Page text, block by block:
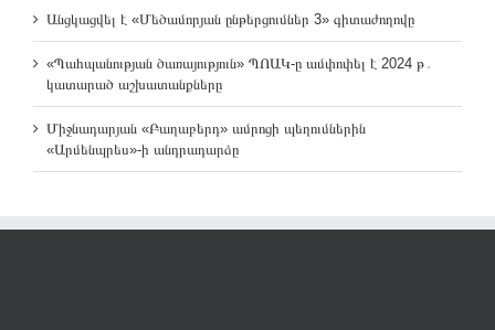
Անցկացվել է «Մեծամորյան ընթերցումներ 3» գիտաժողովը
«Պահպանության ծառայություն» ՊՈԱԿ-ը ամփոփել է 2024 թ․
կատարած աշխատանքները
Միջնադարյան «Բաղաբերդ» ամրոցի պեղումներին
«Արմենպրես»-ի անդրադարձը